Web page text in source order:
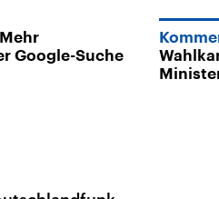
Mehr
Google-Suche